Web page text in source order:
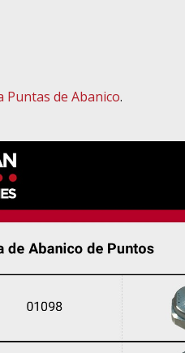
Puntas de Abanico.